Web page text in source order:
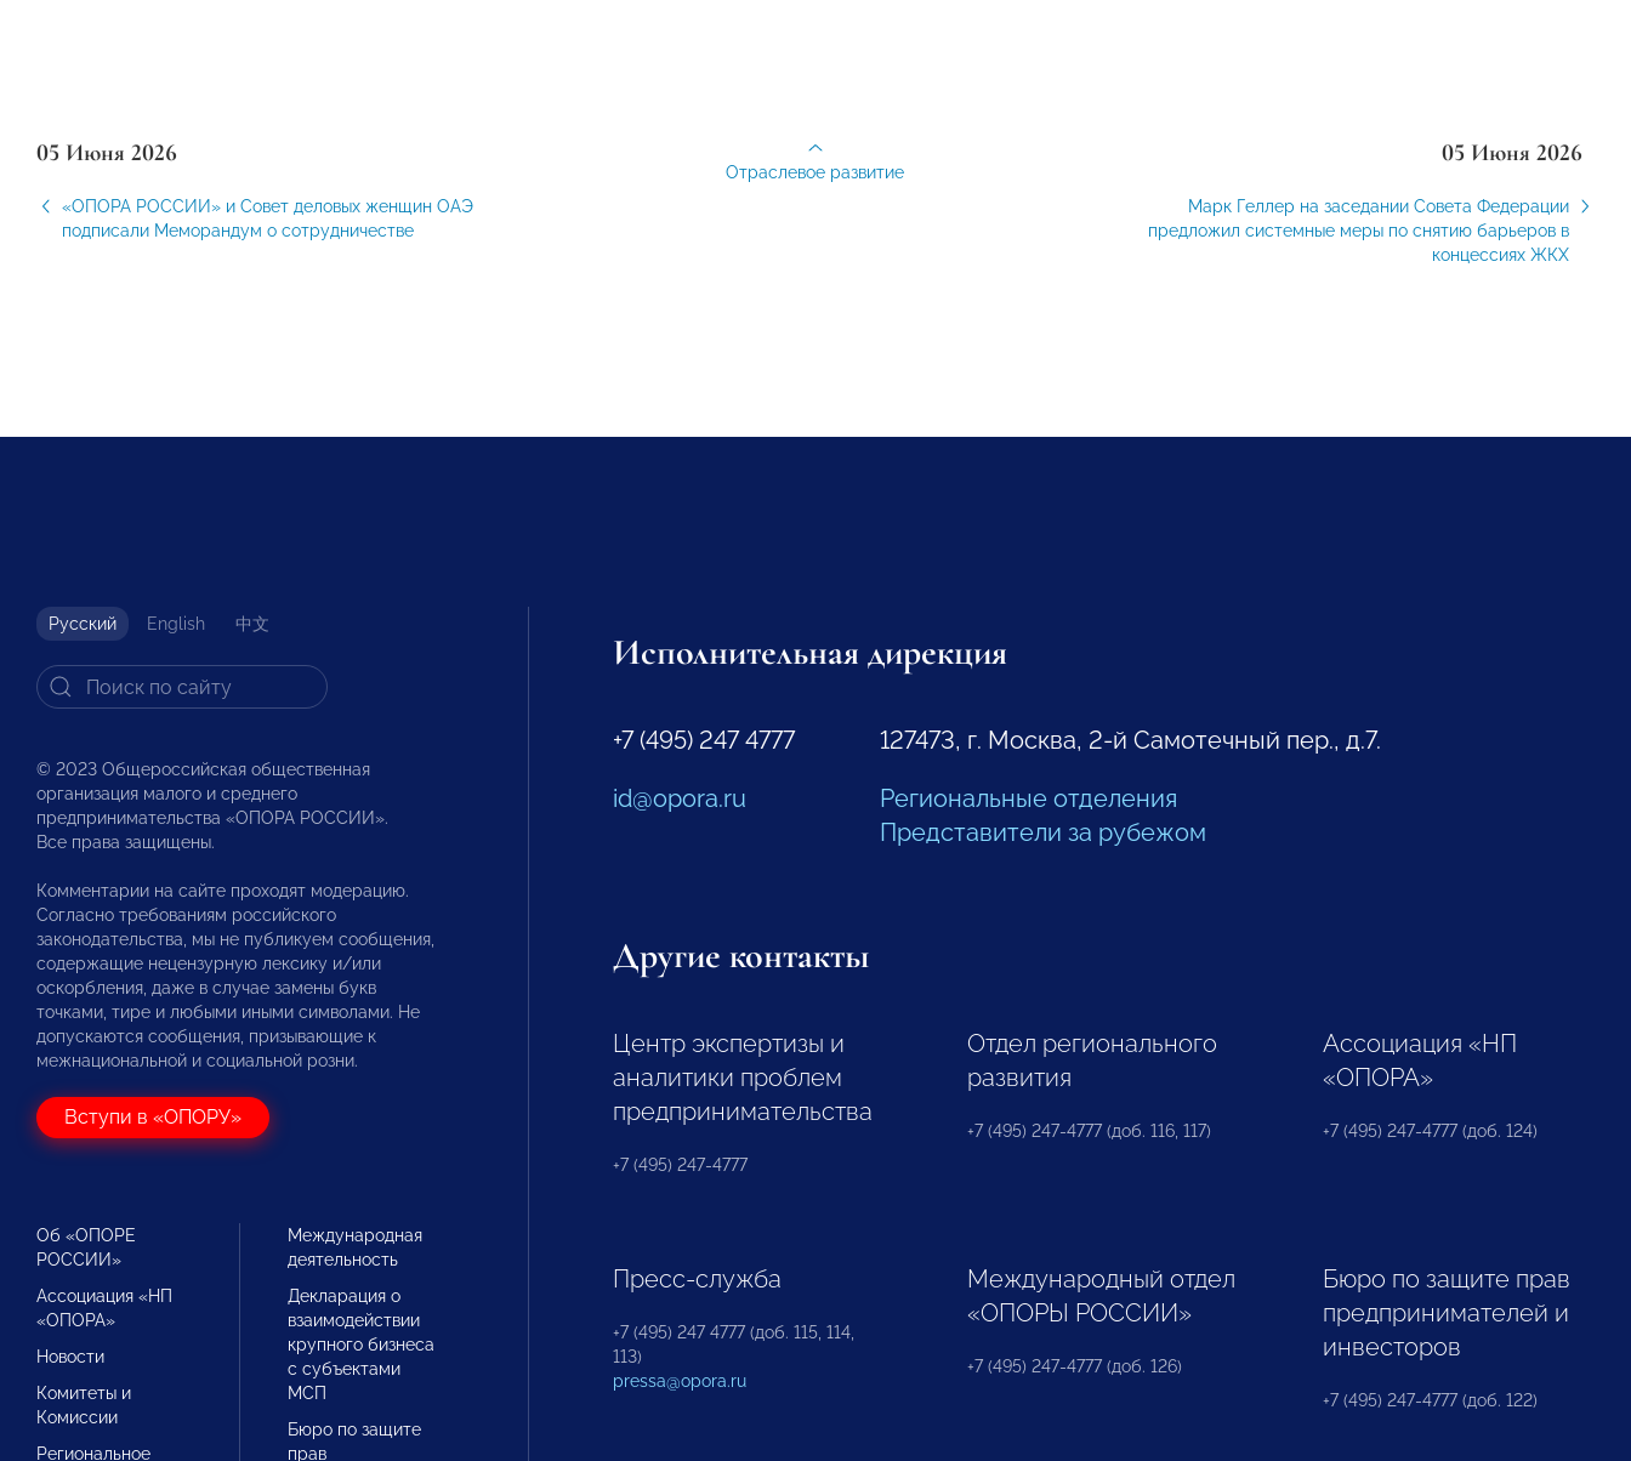
05 Июня 2026
«ОПОРА РОССИИ» и Совет деловых женщин ОАЭ
подписали Меморандум о сотрудничестве
05 Июня 2026
Марк Геллер на заседании Совета Федерации
предложил системные меры по снятию барьеров в
концессиях ЖКХ
Отраслевое развитие
Русский English 中文
© 2023 Общероссийская общественная
организация малого и среднего
предпринимательства «ОПОРА РОССИИ».
Все права защищены.
Комментарии на сайте проходят модерацию.
Согласно требованиям российского
законодательства, мы не публикуем сообщения,
содержащие нецензурную лексику и/или
оскорбления, даже в случае замены букв
точками, тире и любыми иными символами. Не
допускаются сообщения, призывающие к
межнациональной и социальной розни.
Вступи в «ОПОРУ»
Об «ОПОРЕ
РОССИИ»
Ассоциация «НП
«ОПОРА»
Новости
Комитеты и
Комиссии
Региональное
Международная
деятельность
Декларация о
взаимодействии
крупного бизнеса
с субъектами
МСП
Бюро по защите
прав
Исполнительная дирекция
+7 (495) 247 4777
id@opora.ru
127473, г. Москва, 2-й Самотечный пер., д.7.
Региональные отделения
Представители за рубежом
Другие контакты
Центр экспертизы и
аналитики проблем
предпринимательства
+7 (495) 247-4777
Отдел регионального
развития
+7 (495) 247-4777 (доб. 116, 117)
Ассоциация «НП
«ОПОРА»
+7 (495) 247-4777 (доб. 124)
Пресс-служба
+7 (495) 247 4777 (доб. 115, 114,
113)
pressa@opora.ru
Международный отдел
«ОПОРЫ РОССИИ»
+7 (495) 247-4777 (доб. 126)
Бюро по защите прав
предпринимателей и
инвесторов
+7 (495) 247-4777 (доб. 122)